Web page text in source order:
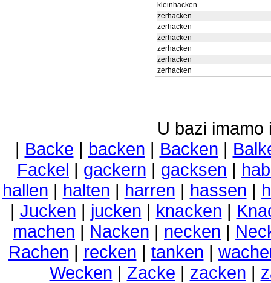
kleinhacken
zerhacken
zerhacken
zerhacken
zerhacken
zerhacken
zerhacken
U bazi imamo
| Backe | backen | Backen |
Fackel | gackern | gacksen |
hallen | halten | harren | hassen |
| Jucken | jucken | knacken |
machen | Nacken | necken |
Rachen | recken | tanken |
Wecken | Zacke | zacken |